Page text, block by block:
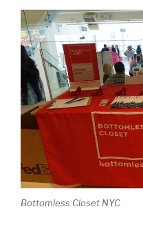
Bottomless Closet NYC